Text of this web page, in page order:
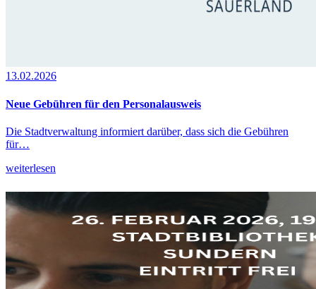
13.02.2026
Neue Gebühren für den Personalausweis
Die Stadtverwaltung informiert darüber, dass sich die Gebühren
für…
weiterlesen